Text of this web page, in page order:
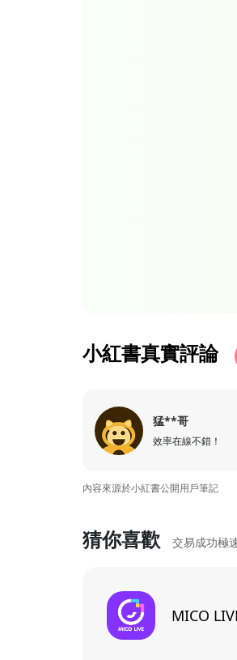
小紅書真實評論
猛**哥
效率在線不錯！
內容來源於小紅書公開用戶筆記
猜你喜歡 交易成功極
MICO